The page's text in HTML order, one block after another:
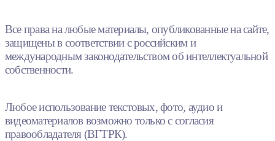
Все права на любые материалы, опубликованные на сайте,
защищены в соответствии с российским и
международным законодательством об интеллектуальной
собственности.
Любое использование текстовых, фото, аудио и
видеоматериалов возможно только с согласия
правообладателя (ВГТРК).